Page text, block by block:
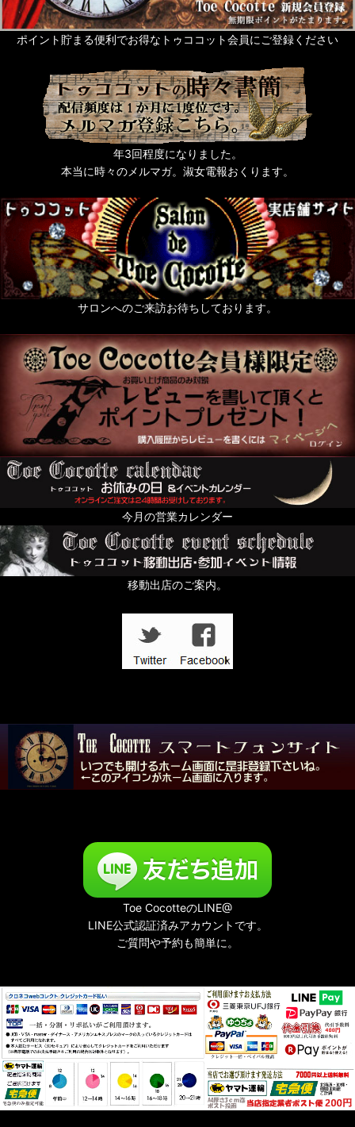
ポイント貯まる便利でお得なトゥココット会員にご登録ください
年3回程度になりました。
本当に時々のメルマガ。淑女電報おくります。
サロンへのご来訪お待ちしております。
今月の営業カレンダー
移動出店のご案内。
Toe CocotteのLINE@
LINE公式認証済みアカウントです。
ご質問や予約も簡単に。